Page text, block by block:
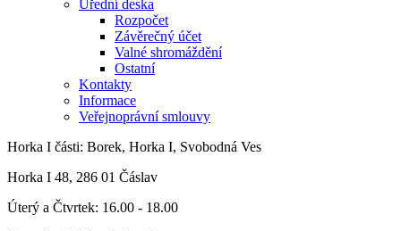
Úřední deska
Rozpočet
Závěrečný účet
Valné shromáždění
Ostatní
Kontakty
Informace
Veřejnoprávní smlouvy
Horka I části: Borek, Horka I, Svobodná Ves
Horka I 48, 286 01 Čáslav
Úterý a Čtvrtek: 16.00 - 18.00